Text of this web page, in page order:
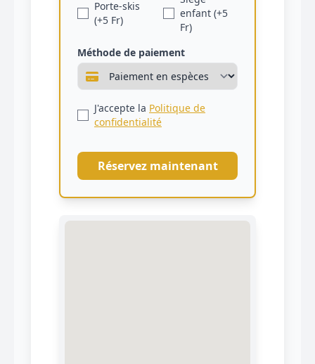
Porte-skis
(+5 Fr)
enfant (+5
Fr)
Méthode de paiement
J'accepte la Politique de
confidentialité
Réservez maintenant